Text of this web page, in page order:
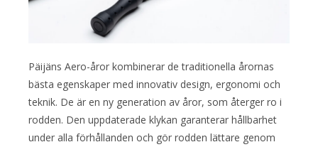
Päijäns Aero-åror kombinerar de traditionella årornas
bästa egenskaper med innovativ design, ergonomi och
teknik. De är en ny generation av åror, som återger ro i
rodden. Den uppdaterade klykan garanterar hållbarhet
under alla förhållanden och gör rodden lättare genom